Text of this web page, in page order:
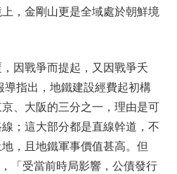
，金剛山更是全域處於朝鮮境
因戰爭而提起，又因戰爭夭
指出，地鐵建設經費起初構
、大阪的三分之一，理由是可
；這大部分都是直線幹道，不
，且地鐵軍事價值甚高。但
「受當前時局影響，公債發行